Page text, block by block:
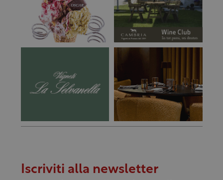
Iscriviti alla newsletter